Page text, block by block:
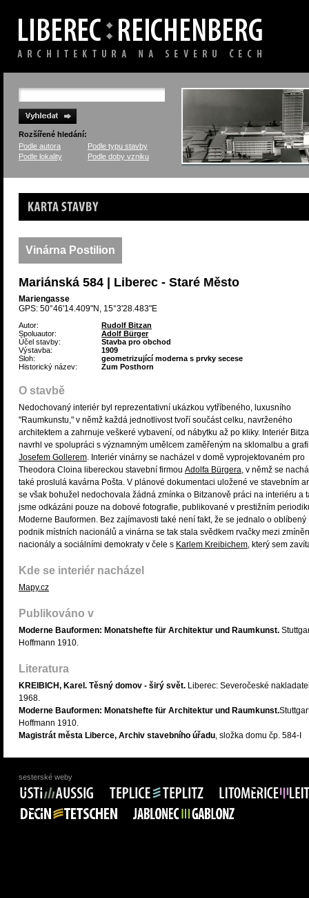
Rozšířené hledání:
Podle autora
Podle typu stavby
Podle lokality
Podle doby vzniku
Karta stavby
Vinárna Postilion
Mariánská 584 | Liberec - Staré Město
Mariengasse
GPS: 50°46'14.409"N, 15°3'28.483"E
Autor:
Rudolf Bitzan
Spoluautor:
Adolf Bürger
Účel stavby:
Stavba pro obchod
Výstavba:
1909
Sloh:
geometrizující moderna s prvky secese
Historický název:
Zum Posthorn
O stavbě
Nedochovaný interiér byl reprezentativní ukázkou vytříbeného, luxusního
"Raumkunstu," v němž každá jednotlivost tvoří součást celku, navrženého
architektem a zahrnuje veškeré vybavení, od nábytku až po kliky. Interiér
navrhl ve spolupráci s významným umělcem zaměřeným na sklomalbu a
Josefem Gollerem. Interiér vinárny se nacházel v domě vyprojektovaném pro
Theodora Cloina libereckou stavební firmou Adolfa Bürgera, v němž se
také proslulá kavárna Pošta. V plánové dokumentaci uložené ve stavebním
se však bohužel nedochovala žádná zmínka o Bitzanově práci na interiéru a
jsme odkázáni pouze na dobové fotografie, publikované v prestižním
Moderne Bauformen. Bez zajímavosti také není fakt, že se jednalo o oblíbený
podnik místních nacionálů a vinárna se tak stala svědkem rvačky mezi
nacionály a sociálními demokraty v čele s Karlem Kreibichem, který sem
Kde se interiér nacházel
Mapy.cz
Publikováno v
Moderne Bauformen: Monatshefte für Architektur und Raumkunst.
Hoffmann 1910.
Literatura
KREIBICH, Karel. Těsný domov - širý svět. Liberec: Severočeské
1968.
Moderne Bauformen: Monatshefte für Architektur und Raumkunst.
Hoffmann 1910.
Magistrát města Liberce, Archiv stavebního úřadu, složka domu čp. 584-I
sesterské weby